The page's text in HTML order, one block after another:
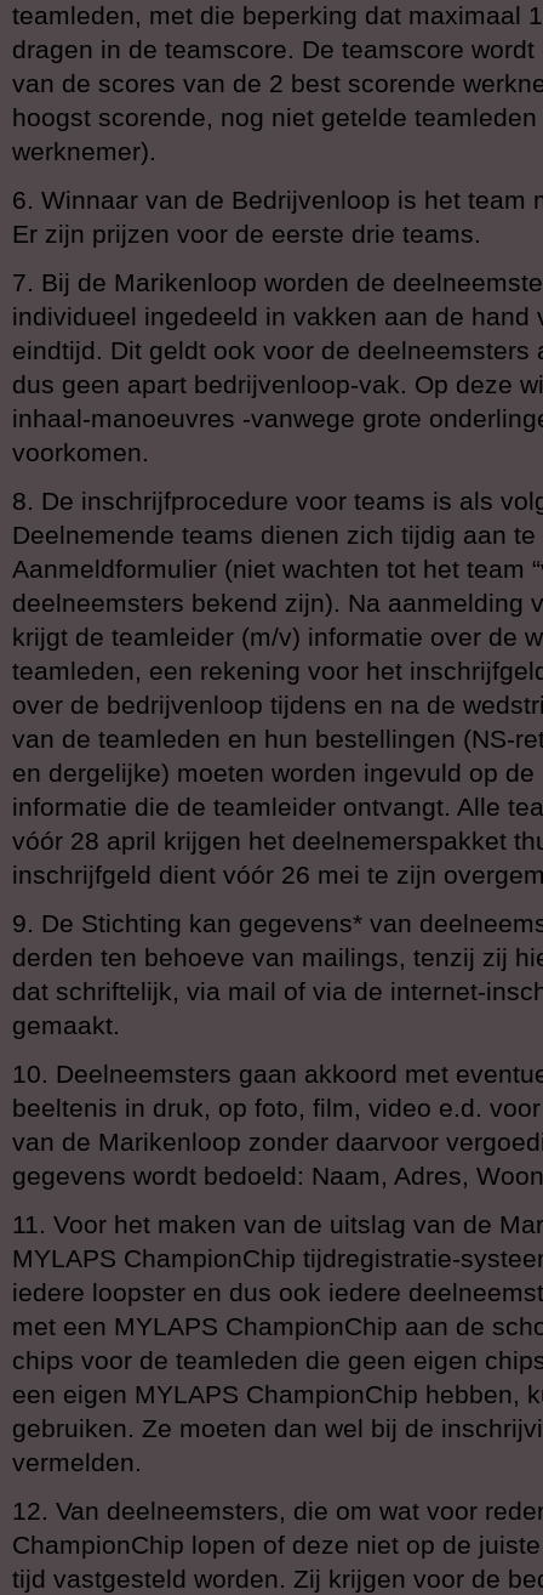
teamleden, met die beperking dat maximaal
dragen in de teamscore. De teamscore
van de scores van de 2 best scorende
hoogst scorende, nog niet getelde
werknemer).
6. Winnaar van de Bedrijvenloop is het team
Er zijn prijzen voor de eerste drie teams.
7. Bij de Marikenloop worden de
individueel ingedeeld in vakken aan de hand
eindtijd. Dit geldt ook voor de deelneemsters
dus geen apart bedrijvenloop-vak. Op deze
inhaal-manoeuvres -vanwege grote
voorkomen.
8. De inschrijfprocedure voor teams is als
Deelnemende teams dienen zich tijdig aan
Aanmeldformulier (niet wachten tot het team
deelneemsters bekend zijn). Na aanmelding
krijgt de teamleider (m/v) informatie over de
teamleden, een rekening voor het
over de bedrijvenloop tijdens en na de
van de teamleden en hun bestellingen (NS-
en dergelijke) moeten worden ingevuld op
informatie die de teamleider ontvangt. Alle
vóór 28 april krijgen het deelnemerspakket
inschrijfgeld dient vóór 26 mei te zijn
9. De Stichting kan gegevens* van
derden ten behoeve van mailings, tenzij zij
dat schriftelijk, via mail of via de internet-
gemaakt.
10. Deelneemsters gaan akkoord met
beeltenis in druk, op foto, film, video e.d.
van de Marikenloop zonder daarvoor
gegevens wordt bedoeld: Naam, Adres,
11. Voor het maken van de uitslag van de
MYLAPS ChampionChip tijdregistratie-
iedere loopster en dus ook iedere
met een MYLAPS ChampionChip aan de
chips voor de teamleden die geen eigen
een eigen MYLAPS ChampionChip hebben,
gebruiken. Ze moeten dan wel bij de
vermelden.
12. Van deelneemsters, die om wat voor
ChampionChip lopen of deze niet op de
tijd vastgesteld worden. Zij krijgen voor de